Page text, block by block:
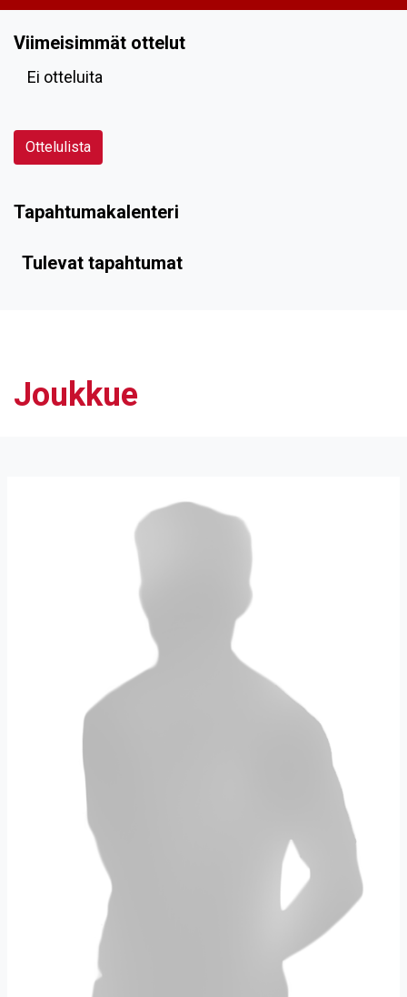
Viimeisimmät ottelut
Ei otteluita
Ottelulista
Tapahtumakalenteri
Tulevat tapahtumat
Joukkue